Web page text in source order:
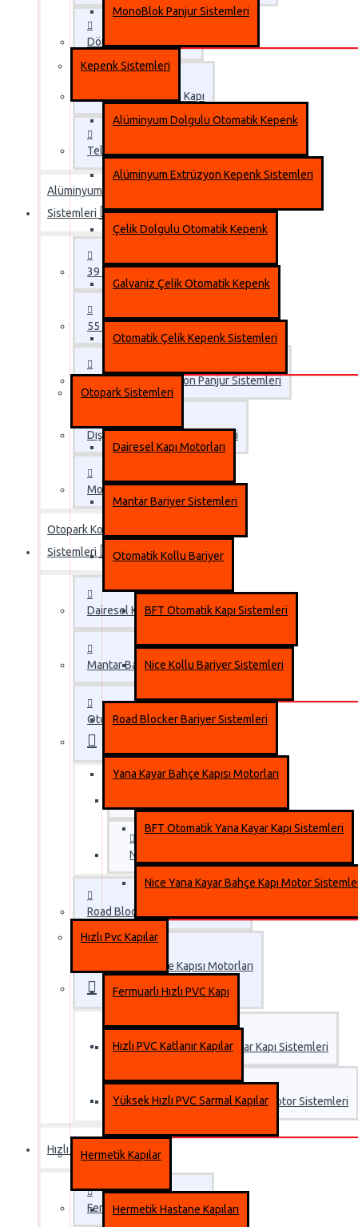
MonoBlok Panjur Sistemleri
Kepenk Sistemleri
Alüminyum Dolgulu Otomatik Kepenk
Alüminyum Extrüzyon Kepenk Sistemleri
Çelik Dolgulu Otomatik Kepenk
Galvaniz Çelik Otomatik Kepenk
Otomatik Çelik Kepenk Sistemleri
Otopark Sistemleri
Dairesel Kapı Motorları
Mantar Bariyer Sistemleri
Otomatik Kollu Bariyer
BFT Otomatik Kapı Sistemleri
Nice Kollu Bariyer Sistemleri
Road Blocker Bariyer Sistemleri
Yana Kayar Bahçe Kapısı Motorları
BFT Otomatik Yana Kayar Kapı Sistemleri
Nice Yana Kayar Bahçe Kapı Motor
Hızlı Pvc Kapılar
Fermuarlı Hızlı PVC Kapı
Hızlı PVC Katlanır Kapılar
Yüksek Hızlı PVC Sarmal Kapılar
Hermetik Kapılar
Hermetik Hastane Kapıları
Döner Kapı Sistemleri
Tek Kanat Fotoselli Kapı
Teleskopik Otomatik Fotoselli Kapılar
Alüminyum Panjur
Sistemleri
39 mm Panjur Lameli
55 mm Panjur Lameli
Alüminyum Extrüzyon Panjur Sistemleri
Dıştan Takma Panjur Sistemleri
MonoBlok Panjur Sistemleri
Otopark Kontrol
Sistemleri
Dairesel Kapı Motorları
Mantar Bariyer Sistemleri
Otomatik Kollu Bariyer
Nice Kollu Bariyer Sistemleri
Road Blocker Bariyer Sistemleri
Yana Kayar Bahçe Kapısı Motorları
BFT Otomatik Yana Kayar Kapı Sistemleri
Nice Yana Kayar Bahçe Kapı Motor Sistemleri
Hızlı Pvc Kapılar
Fermuarlı Hızlı PVC Kapı